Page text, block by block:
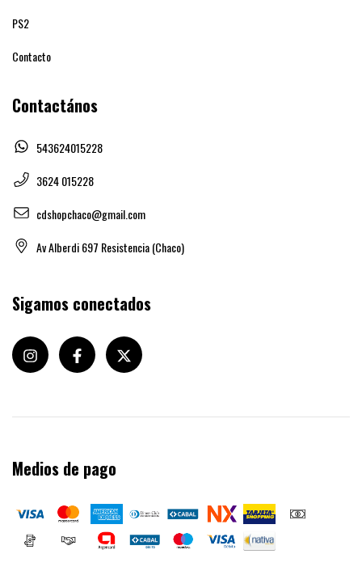
PS2
Contacto
Contactános
543624015228
3624 015228
cdshopchaco@gmail.com
Av Alberdi 697 Resistencia (Chaco)
Sigamos conectados
Medios de pago